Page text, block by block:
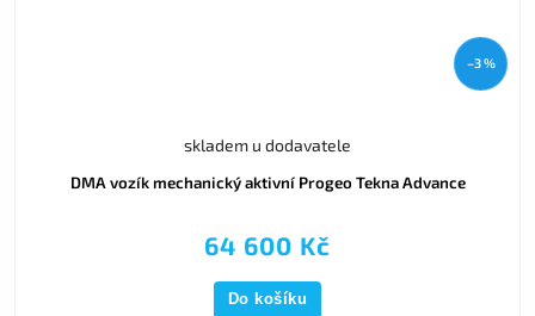
–3 %
DMA vozík mechanický aktivní Progeo Tekna Advance
skladem u dodavatele
64 600 Kč
Do košíku